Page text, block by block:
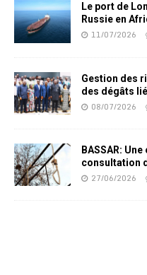
Le port de
Russie en
11/07/2026
Gestion des
des dégâts
08/07/2026
BASSAR:
consultation
27/06/2026